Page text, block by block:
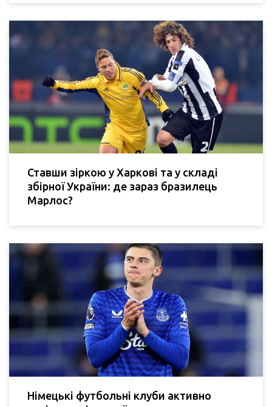
Ставши зіркою у Харкові та у складі
збірної України: де зараз бразилець
Марлос?
Німецькі футбольні клуби активно